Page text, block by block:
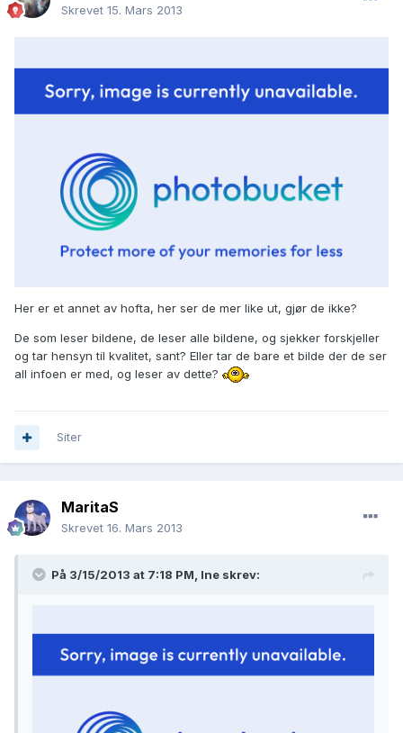
Skrevet 15. Mars 2013
Her er et annet av hofta, her ser de mer like ut, gjør de ikke?
De som leser bildene, de leser alle bildene, og sjekker forskjeller
og tar hensyn til kvalitet, sant? Eller tar de bare et bilde der de ser
all infoen er med, og leser av dette?
Siter
MaritaS
Skrevet 16. Mars 2013
På 3/15/2013 at 7:18 PM, Ine skrev: